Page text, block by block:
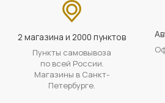
2 магазина и 2000 пунктов
Пункты самовывоза
по всей России.
Магазины в Санкт-
Петербурге.